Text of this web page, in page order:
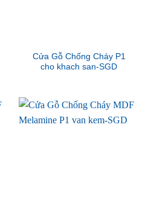
Cửa Gỗ Chống Cháy P1
cho khach san-SGD